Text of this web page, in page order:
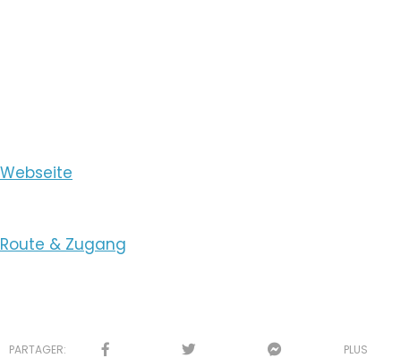
Webseite
Route & Zugang
PARTAGER:
PLUS